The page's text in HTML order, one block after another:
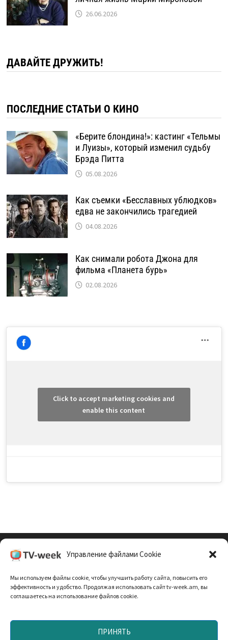
Управление файлами Cookie
Мы используем файлы cookie, чтобы улучшить работу сайта, повысить его
эффективность и удобство. Продолжая использовать сайт tv-week.am, вы
соглашаетесь на использование файлов cookie.
ПРИНЯТЬ
26.06.2026
ДАВАЙТЕ ДРУЖИТЬ!
ПОСЛЕДНИЕ СТАТЬИ О КИНО
«Берите блондина!»: кастинг «Тельмы
и Луизы», который изменил судьбу
Брэда Питта
05.08.2026
Как съемки «Бесславных ублюдков»
едва не закончились трагедией
04.08.2026
Как снимали робота Джона для
фильма «Планета бурь»
02.08.2026
Click to accept marketing cookies and
enable this content
Политика Конфиденциальности